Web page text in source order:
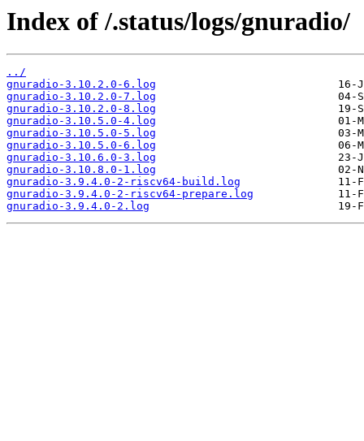
Index of /.status/logs/gnuradio/
../
gnuradio-3.10.2.0-6.log
gnuradio-3.10.2.0-7.log
gnuradio-3.10.2.0-8.log
gnuradio-3.10.5.0-4.log
gnuradio-3.10.5.0-5.log
gnuradio-3.10.5.0-6.log
gnuradio-3.10.6.0-3.log
gnuradio-3.10.8.0-1.log
gnuradio-3.9.4.0-2-riscv64-build.log
gnuradio-3.9.4.0-2-riscv64-prepare.log
gnuradio-3.9.4.0-2.log